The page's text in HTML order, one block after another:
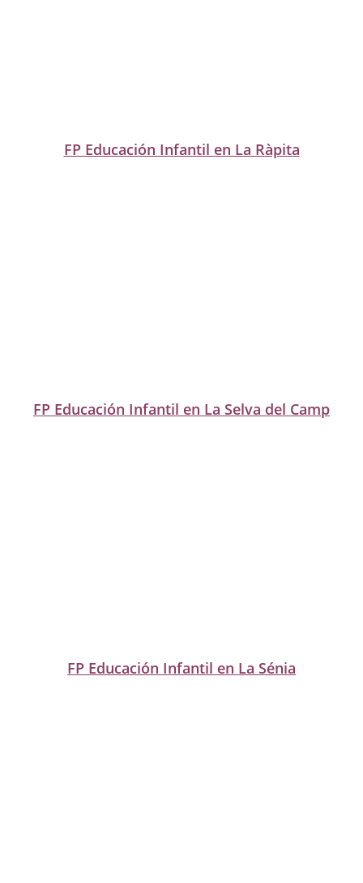
FP Educación Infantil en La Ràpita
FP Educación Infantil en La Selva del Camp
FP Educación Infantil en La Sénia